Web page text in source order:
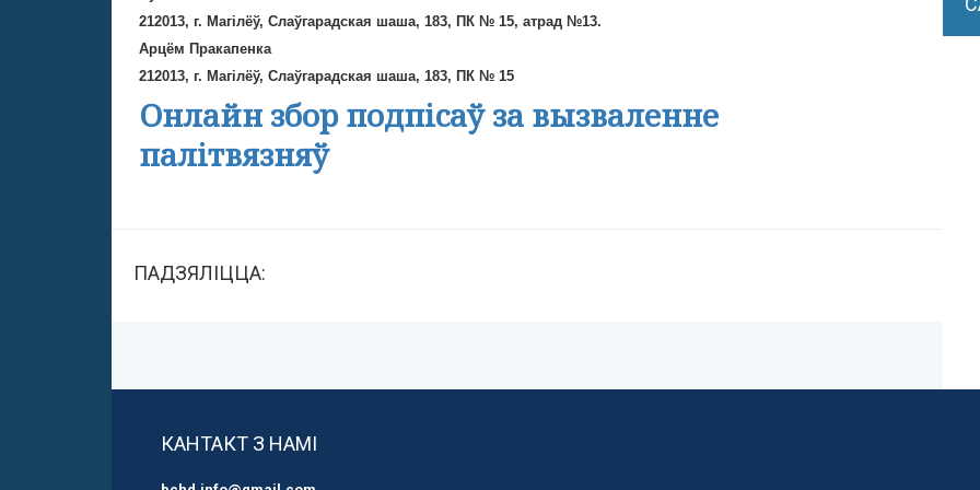
212013, г. Магілёў, Слаўгарадская шаша, 183, ПК № 15, атрад №13.
Арцём Пракапенка
212013, г. Магілёў, Слаўгарадская шаша, 183, ПК № 15
http://spring96.org/be/news/43973
Онлайн збор подпісаў за вызваленне
палітвязняў
ПАДЗЯЛІЦЦА:
КАНТАКТ З НАМІ